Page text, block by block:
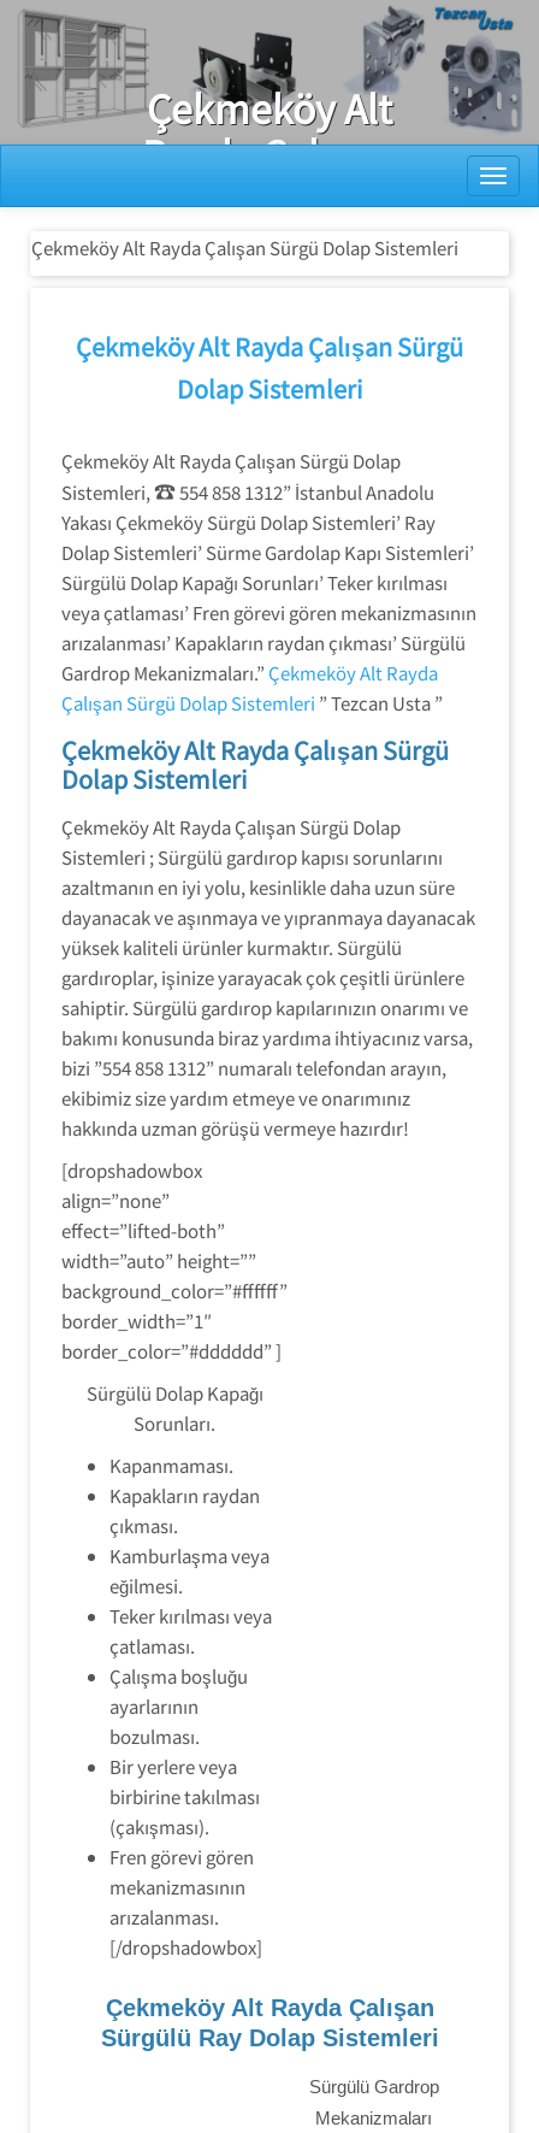
Ray Dolap Tamiri
Çekmeköy Alt
Rayda Çalışan
Sürgü Dolap
Sistemleri
Çekmeköy Alt Rayda Çalışan Sürgü Dolap Sistemleri
Çekmeköy Alt Rayda Çalışan Sürgü
Dolap Sistemleri
Çekmeköy Alt Rayda Çalışan Sürgü Dolap
Sistemleri,☎554 858 1312” İstanbul Anadolu
Yakası Çekmeköy Sürgü Dolap Sistemleri’ Ray
Dolap Sistemleri’ Sürme Gardolap Kapı Sistemleri’
Sürgülü Dolap Kapağı Sorunları’ Teker kırılması
veya çatlaması’ Fren görevi gören mekanizmasının
arızalanması’ Kapakların raydan çıkması’ Sürgülü
Gardrop Mekanizmaları.” Çekmeköy Alt Rayda
Çalışan Sürgü Dolap Sistemleri ” Tezcan Usta ”
Çekmeköy Alt Rayda Çalışan Sürgü
Dolap Sistemleri
Çekmeköy Alt Rayda Çalışan Sürgü Dolap
Sistemleri ; Sürgülü gardırop kapısı sorunlarını
azaltmanın en iyi yolu, kesinlikle daha uzun süre
dayanacak ve aşınmaya ve yıpranmaya dayanacak
yüksek kaliteli ürünler kurmaktır. Sürgülü
gardıroplar, işinize yarayacak çok çeşitli ürünlere
sahiptir. Sürgülü gardırop kapılarınızın onarımı ve
bakımı konusunda biraz yardıma ihtiyacınız varsa,
bizi ”554 858 1312” numaralı telefondan arayın,
ekibimiz size yardım etmeye ve onarımınız
hakkında uzman görüşü vermeye hazırdır!
[dropshadowbox
align=”none”
effect=”lifted-both”
width=”auto” height=””
background_color=”#ffffff”
border_width=”1″
border_color=”#dddddd” ]
Sürgülü Dolap Kapağı
Sorunları.
Kapanmaması.
Kapakların raydan
çıkması.
Kamburlaşma veya
eğilmesi.
Teker kırılması veya
çatlaması.
Çalışma boşluğu
ayarlarının
bozulması.
Bir yerlere veya
birbirine takılması
(çakışması).
Fren görevi gören
mekanizmasının
arızalanması.
[/dropshadowbox]
Çekmeköy Alt Rayda Çalışan
Sürgülü Ray Dolap Sistemleri
Sürgülü Gardrop
Mekanizmaları